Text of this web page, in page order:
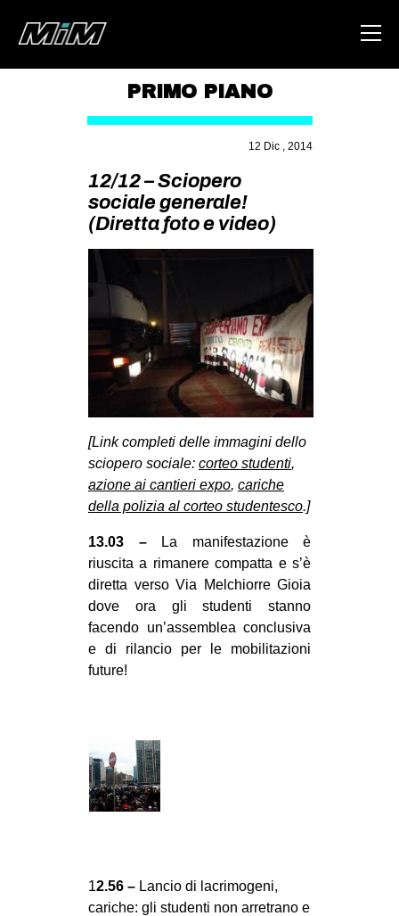
AREA
DEGENERAZIONE
GAZA FREESTYLE
STUDENTI TSUNAMI
ZAM
MILANO
MOBILITAZIONI
SPAZI
SPORT POPOLARE
MOVIMENTI
AMBIENTE
ANTIFASCISMO
DIRITTO ALL’ABITARE
GENERI
REPRESSIONE
CINEMA
MANIFESTI
PRIMO PIANO
12 Dic , 2014
12/12 – Sciopero
sociale generale!
(Diretta foto e video)
[Link completi delle immagini dello
sciopero sociale: corteo studenti,
azione ai cantieri expo, cariche
della polizia al corteo studentesco.]
13.03 –La manifestazione è
riuscita a rimanere compatta e s’è
diretta verso Via Melchiorre Gioia
dove ora gli studenti stanno
facendo un’assemblea conclusiva
e di rilancio per le mobilitazioni
future!
12.56 – Lancio di lacrimogeni,
cariche: gli studenti non arretrano e